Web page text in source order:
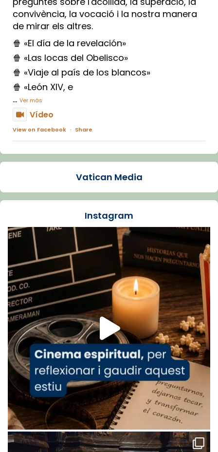
convivència, la vocació i la nostra manera
de mirar els altres.
🍿 «El día de la revelación»
🍿 «Las locas del Obelisco»
🍿 «Viaje al país de los blancos»
🍿 «León XIV, e
... Ver más
Vídeo
View on Facebook · Share
Arquebisbat de Barcelona
La Carmina va patir depressió. Fa gairebé
dos mesos, a l'Estadi Lluís Companys, la
Recupera l'entrevista comp
Vatican
tican News 👇
www.vaticannews.va/es/iglesia/news/2026-
07/carmina-historia-depresion-papa-viaje-
espana-testimoni...
Foto
View on Facebook · Share
Arquebisbat de Barcelona
2 weeks ago
«Avui les santes Juliana i Semproniana ens
ajuden a alçar la mirada»
Mons. Sergi Gordo, bisbe de Tortosa, ha
presidit aquest 27 de juliol la missa de Les
Santes de Mataró.
🔗 tinyurl.com/cvu5jmbk
Vatican Media
Instagram